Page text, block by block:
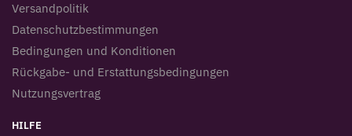
Versandpolitik
Datenschutzbestimmungen
Bedingungen und Konditionen
Rückgabe- und Erstattungsbedingungen
Nutzungsvertrag
HILFE